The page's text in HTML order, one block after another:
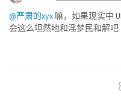
@严肃的xyx 嘛，如果现实中
会这么坦然地和淫梦民和解吧